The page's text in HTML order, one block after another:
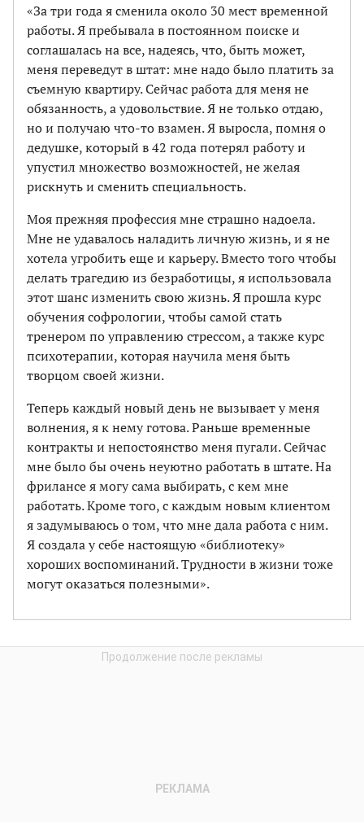
«За три года я сменила около 30 мест временной
работы. Я пребывала в постоянном поиске и
соглашалась на все, надеясь, что, быть может,
меня переведут в штат: мне надо было платить за
съемную квартиру. Сейчас работа для меня не
обязанность, а удовольствие. Я не только отдаю,
но и получаю что-то взамен. Я выросла, помня о
дедушке, который в 42 года потерял работу и
упустил множество возможностей, не желая
рискнуть и сменить специальность.
Моя прежняя профессия мне страшно надоела.
Мне не удавалось наладить личную жизнь, и я не
хотела угробить еще и карьеру. Вместо того чтобы
делать трагедию из безработицы, я использовала
этот шанс изменить свою жизнь. Я прошла курс
обучения софрологии, чтобы самой стать
тренером по управлению стрессом, а также курс
психотерапии, которая научила меня быть
творцом своей жизни.
Теперь каждый новый день не вызывает у меня
волнения, я к нему готова. Раньше временные
контракты и непостоянство меня пугали. Сейчас
мне было бы очень неуютно работать в штате. На
фрилансе я могу сама выбирать, с кем мне
работать. Кроме того, с каждым новым клиентом
я задумываюсь о том, что мне дала работа с ним.
Я создала у себе настоящую «библиотеку»
хороших воспоминаний. Трудности в жизни тоже
могут оказаться полезными».